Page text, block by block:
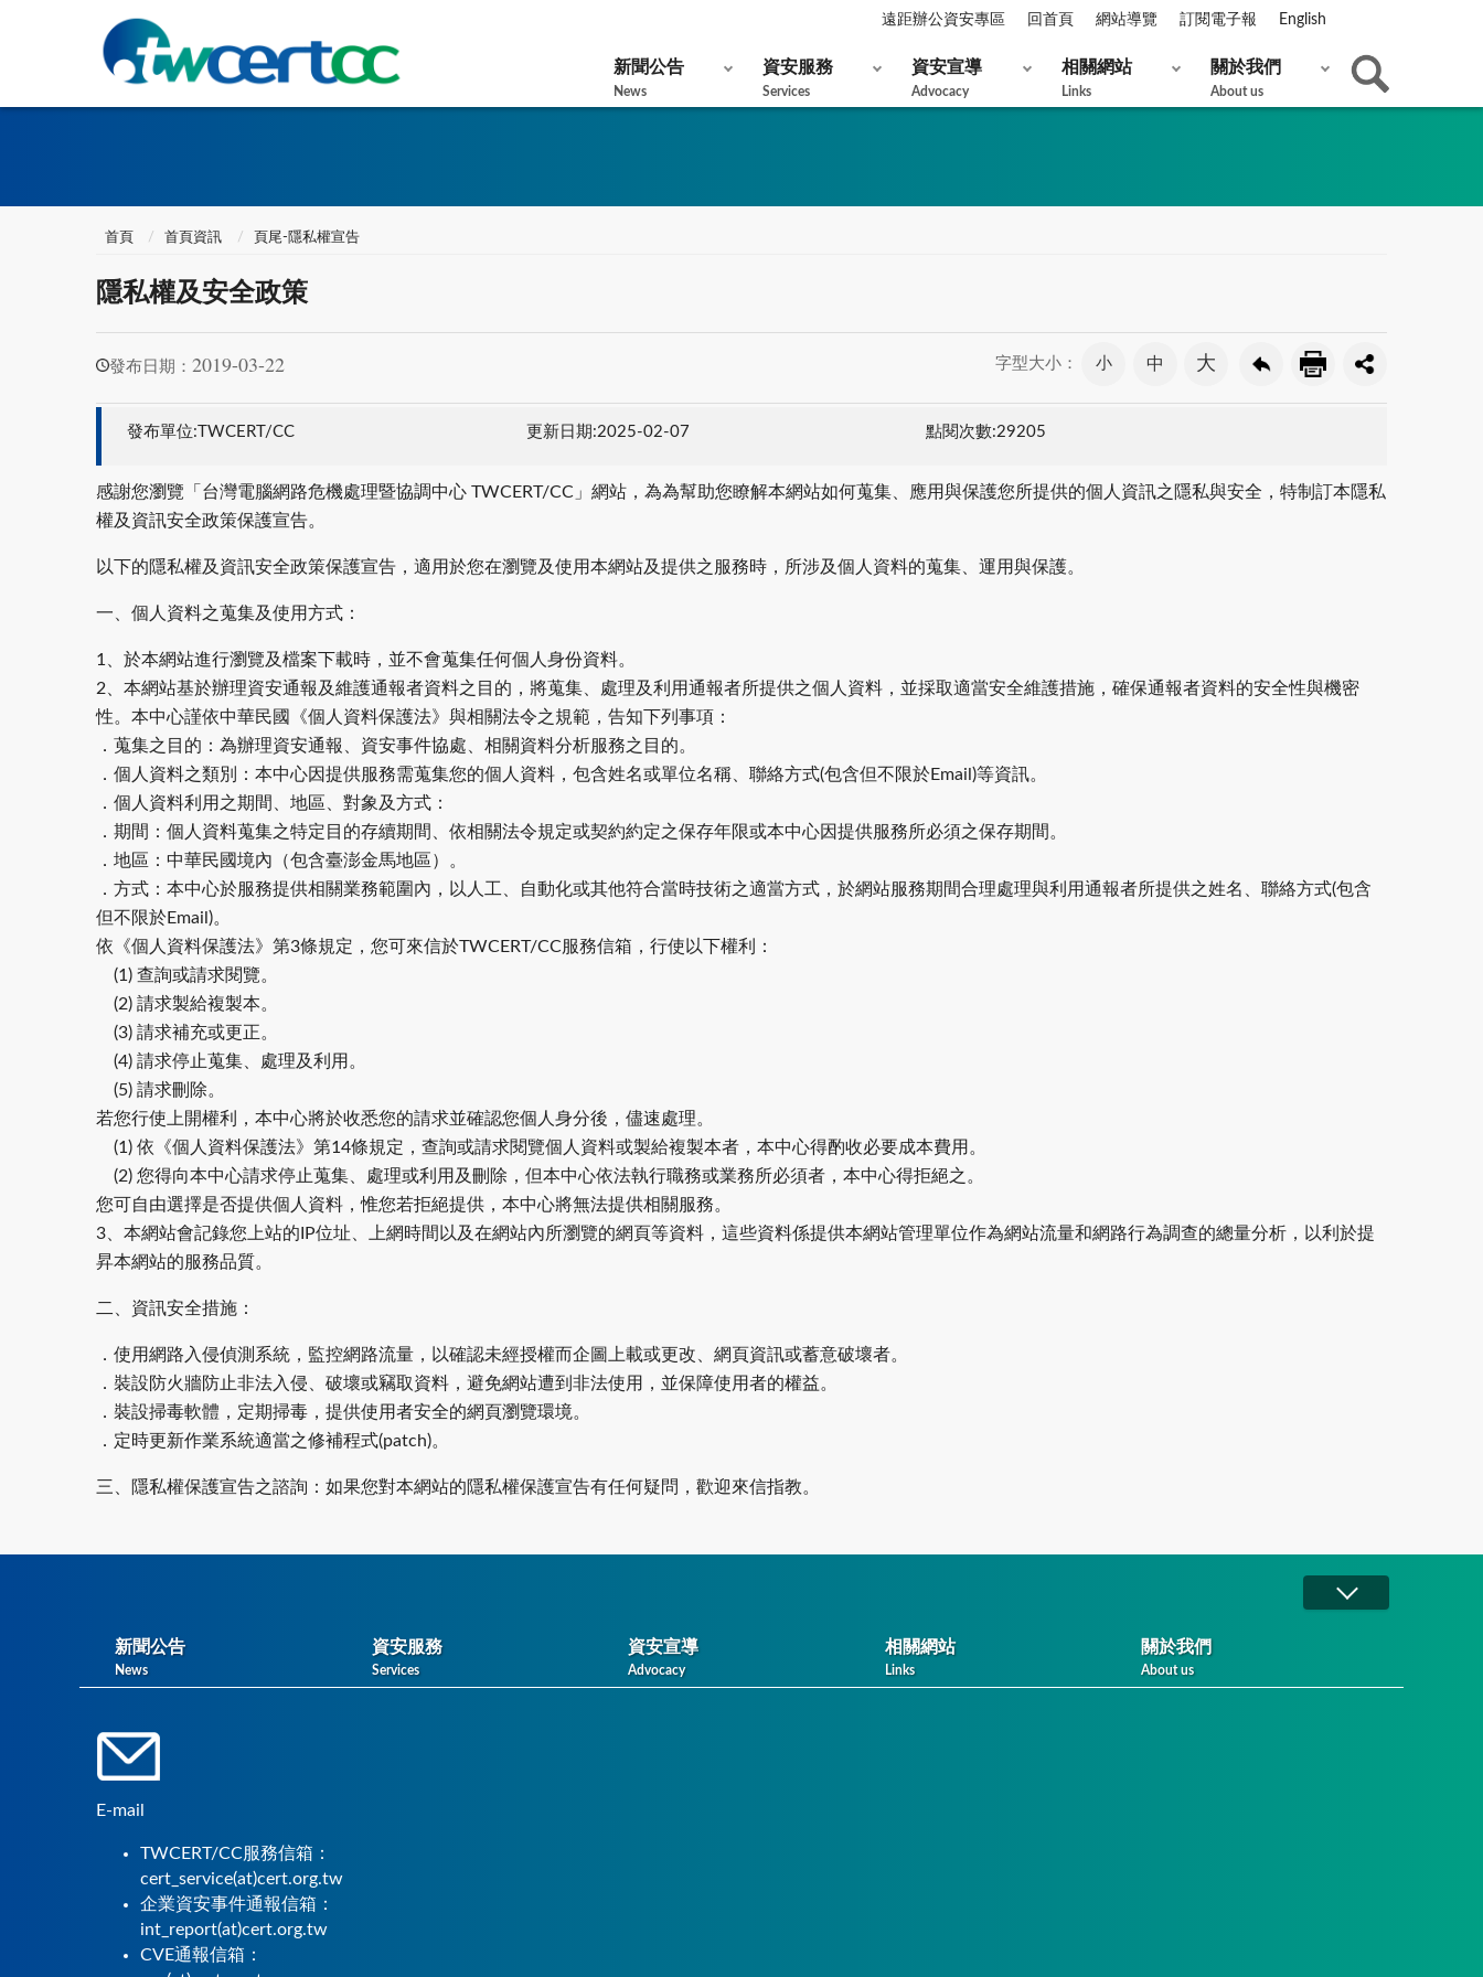
遠距辦公資安專區 回首頁 網站導覽 訂閱電子報 English
新聞公告
News
資安服務
Services
資安宣導
Advocacy
相關網站
Links
關於我們
About us
首頁 首頁資訊 頁尾-隱私權宣告
隱私權及安全政策
發布日期： 2019-03-22 字型大小： 小 中 大
發布單位:TWCERT/CC 更新日期:2025-02-07 點閱次數:29205
感謝您瀏覽「台灣電腦網路危機處理暨協調中心 TWCERT/CC」網站，為為幫助您瞭解本網站如何蒐集、應用與保護您所提供的個人資訊之隱私與安全，特制訂本隱私
權及資訊安全政策保護宣告。
以下的隱私權及資訊安全政策保護宣告，適用於您在瀏覽及使用本網站及提供之服務時，所涉及個人資料的蒐集、運用與保護。
一、個人資料之蒐集及使用方式：
1、於本網站進行瀏覽及檔案下載時，並不會蒐集任何個人身份資料。
2、本網站基於辦理資安通報及維護通報者資料之目的，將蒐集、處理及利用通報者所提供之個人資料，並採取適當安全維護措施，確保通報者資料的安全性與機密
性。本中心謹依中華民國《個人資料保護法》與相關法令之規範，告知下列事項：
．蒐集之目的：為辦理資安通報、資安事件協處、相關資料分析服務之目的。
．個人資料之類別：本中心因提供服務需蒐集您的個人資料，包含姓名或單位名稱、聯絡方式(包含但不限於Email)等資訊。
．個人資料利用之期間、地區、對象及方式：
．期間：個人資料蒐集之特定目的存續期間、依相關法令規定或契約約定之保存年限或本中心因提供服務所必須之保存期間。
．地區：中華民國境內（包含臺澎金馬地區）。
．方式：本中心於服務提供相關業務範圍內，以人工、自動化或其他符合當時技術之適當方式，於網站服務期間合理處理與利用通報者所提供之姓名、聯絡方式(包含
但不限於Email)。
依《個人資料保護法》第3條規定，您可來信於TWCERT/CC服務信箱，行使以下權利：
(1) 查詢或請求閱覽。
(2) 請求製給複製本。
(3) 請求補充或更正。
(4) 請求停止蒐集、處理及利用。
(5) 請求刪除。
若您行使上開權利，本中心將於收悉您的請求並確認您個人身分後，儘速處理。
(1) 依《個人資料保護法》第14條規定，查詢或請求閱覽個人資料或製給複製本者，本中心得酌收必要成本費用。
(2) 您得向本中心請求停止蒐集、處理或利用及刪除，但本中心依法執行職務或業務所必須者，本中心得拒絕之。
您可自由選擇是否提供個人資料，惟您若拒絕提供，本中心將無法提供相關服務。
3、本網站會記錄您上站的IP位址、上網時間以及在網站內所瀏覽的網頁等資料，這些資料係提供本網站管理單位作為網站流量和網路行為調查的總量分析，以利於提
昇本網站的服務品質。
二、資訊安全措施：
．使用網路入侵偵測系統，監控網路流量，以確認未經授權而企圖上載或更改、網頁資訊或蓄意破壞者。
．裝設防火牆防止非法入侵、破壞或竊取資料，避免網站遭到非法使用，並保障使用者的權益。
．裝設掃毒軟體，定期掃毒，提供使用者安全的網頁瀏覽環境。
．定時更新作業系統適當之修補程式(patch)。
三、隱私權保護宣告之諮詢：如果您對本網站的隱私權保護宣告有任何疑問，歡迎來信指教。
新聞公告
News
資安服務
Services
資安宣導
Advocacy
相關網站
Links
關於我們
About us
E-mail
TWCERT/CC服務信箱：
cert_service(at)cert.org.tw
企業資安事件通報信箱：
int_report(at)cert.org.tw
CVE通報信箱：